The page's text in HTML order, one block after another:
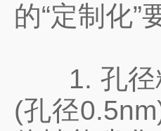
的“定制化”
1. 孔径精
(孔径